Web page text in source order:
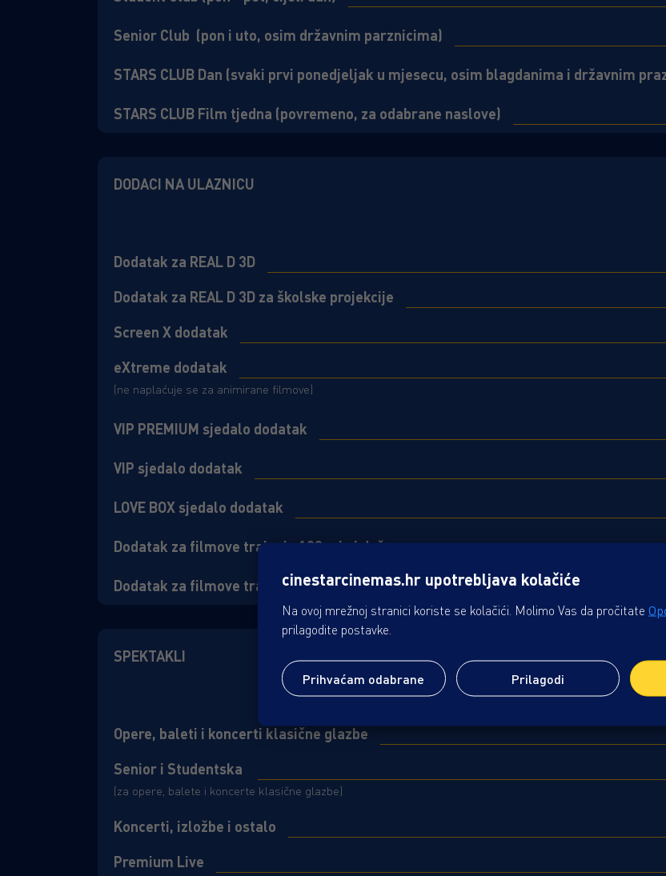
Senior Club (pon i uto, osim državnim parznicima)
STARS CLUB Dan (svaki prvi ponedjeljak u mjesecu, osim blagdanima i državnim
STARS CLUB Film tjedna (povremeno, za odabrane naslove)
DODACI NA ULAZNICU
Dodatak za REAL D 3D
Dodatak za REAL D 3D za školske projekcije
Screen X dodatak
eXtreme dodatak
(ne naplaćuje se za animirane filmove)
VIP PREMIUM sjedalo dodatak
VIP sjedalo dodatak
LOVE BOX sjedalo dodatak
Dodatak za filmove trajanja 120 min i duže
Dodatak za filmove trajanja 140 min i duže
SPEKTAKLI
Opere, baleti i koncerti klasične glazbe
Senior i Studentska
(za opere, balete i koncerte klasične glazbe)
Koncerti, izložbe i ostalo
Premium Live
cinestarcinemas.hr upotrebljava kolačiće
Na ovoj mrežnoj stranici koriste se kolačići. Molimo Vas da pročitate
prilagodite postavke.
Prihvaćam odabrane Prilagodi